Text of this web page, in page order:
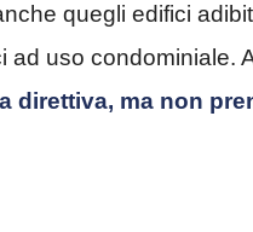
quegli edifici
ad uso condominiale.
direttiva, ma non